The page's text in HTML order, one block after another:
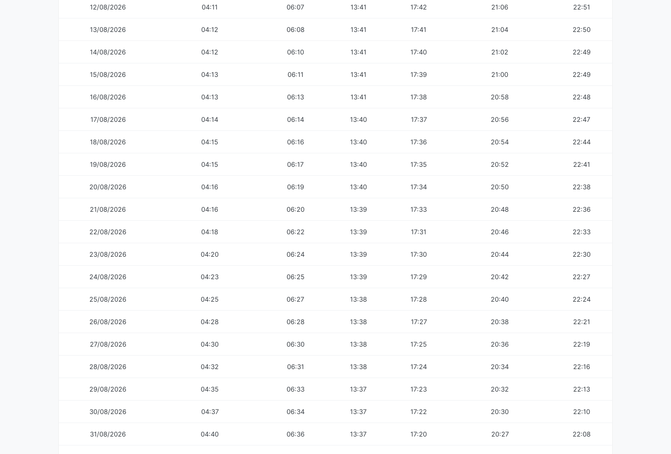
12/08/2026 04:11 06:07 13:41 17:42 21:06 22:51
13/08/2026 04:12 06:08 13:41 17:41 21:04 22:50
14/08/2026 04:12 06:10 13:41 17:40 21:02 22:49
15/08/2026 04:13 06:11 13:41 17:39 21:00 22:49
16/08/2026 04:13 06:13 13:41 17:38 20:58 22:48
17/08/2026 04:14 06:14 13:40 17:37 20:56 22:47
18/08/2026 04:15 06:16 13:40 17:36 20:54 22:44
19/08/2026 04:15 06:17 13:40 17:35 20:52 22:41
20/08/2026 04:16 06:19 13:40 17:34 20:50 22:38
21/08/2026 04:16 06:20 13:39 17:33 20:48 22:36
22/08/2026 04:18 06:22 13:39 17:31 20:46 22:33
23/08/2026 04:20 06:24 13:39 17:30 20:44 22:30
24/08/2026 04:23 06:25 13:39 17:29 20:42 22:27
25/08/2026 04:25 06:27 13:38 17:28 20:40 22:24
26/08/2026 04:28 06:28 13:38 17:27 20:38 22:21
27/08/2026 04:30 06:30 13:38 17:25 20:36 22:19
28/08/2026 04:32 06:31 13:38 17:24 20:34 22:16
29/08/2026 04:35 06:33 13:37 17:23 20:32 22:13
30/08/2026 04:37 06:34 13:37 17:22 20:30 22:10
31/08/2026 04:40 06:36 13:37 17:20 20:27 22:08